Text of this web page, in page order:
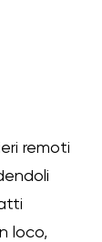
remoti
loco,